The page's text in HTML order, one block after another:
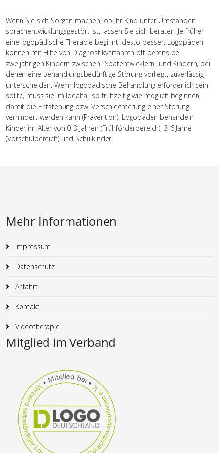
Wenn Sie sich Sorgen machen, ob Ihr Kind unter Umständen
sprachentwicklungsgestört ist, lassen Sie sich beraten. Je früher
eine logopädische Therapie beginnt, desto besser. Logopäden
können mit Hilfe von Diagnostikverfahren oft bereits bei
zweijährigen Kindern zwischen "Spätentwicklern" und Kindern, bei
denen eine behandlungsbedürftige Störung vorliegt, zuverlässig
unterscheiden. Wenn logopädische Behandlung erforderlich sein
sollte, muss sie im Idealfall so frühzeitig wie möglich beginnen,
damit die Entstehung bzw. Verschlechterung einer Störung
verhindert werden kann (Prävention). Logopäden behandeln
Kinder im Alter von 0-3 Jahren (Frühförderbereich), 3-6 Jahre
(Vorschulbereich) und Schulkinder.
Mehr Informationen
Impressum
Datenschutz
Anfahrt
Kontakt
Videotherapie
Mitglied im Verband